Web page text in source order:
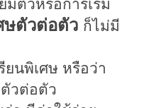
มตัวหรือการเริ่ม
ษตัวต่อตัว ก็ไม่มี
ยนพิเศษ หรือว่า
วต่อตัว